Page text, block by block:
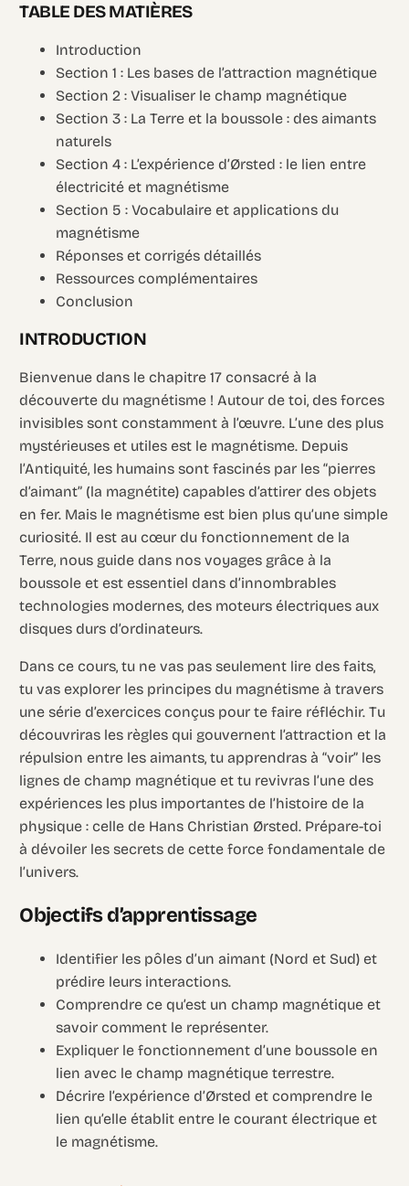
TABLE DES MATIÈRES
Introduction
Section 1 : Les bases de l’attraction magnétique
Section 2 : Visualiser le champ magnétique
Section 3 : La Terre et la boussole : des aimants
naturels
Section 4 : L’expérience d’Ørsted : le lien entre
électricité et magnétisme
Section 5 : Vocabulaire et applications du
magnétisme
Réponses et corrigés détaillés
Ressources complémentaires
Conclusion
INTRODUCTION
Bienvenue dans le chapitre 17 consacré à la
découverte du magnétisme ! Autour de toi, des forces
invisibles sont constamment à l’œuvre. L’une des plus
mystérieuses et utiles est le magnétisme. Depuis
l’Antiquité, les humains sont fascinés par les “pierres
d’aimant” (la magnétite) capables d’attirer des objets
en fer. Mais le magnétisme est bien plus qu’une simple
curiosité. Il est au cœur du fonctionnement de la
Terre, nous guide dans nos voyages grâce à la
boussole et est essentiel dans d’innombrables
technologies modernes, des moteurs électriques aux
disques durs d’ordinateurs.
Dans ce cours, tu ne vas pas seulement lire des faits,
tu vas explorer les principes du magnétisme à travers
une série d’exercices conçus pour te faire réfléchir. Tu
découvriras les règles qui gouvernent l’attraction et la
répulsion entre les aimants, tu apprendras à “voir” les
lignes de champ magnétique et tu revivras l’une des
expériences les plus importantes de l’histoire de la
physique : celle de Hans Christian Ørsted. Prépare-toi
à dévoiler les secrets de cette force fondamentale de
l’univers.
Objectifs d’apprentissage
Identifier les pôles d’un aimant (Nord et Sud) et
prédire leurs interactions.
Comprendre ce qu’est un champ magnétique et
savoir comment le représenter.
Expliquer le fonctionnement d’une boussole en
lien avec le champ magnétique terrestre.
Décrire l’expérience d’Ørsted et comprendre le
lien qu’elle établit entre le courant électrique et
le magnétisme.